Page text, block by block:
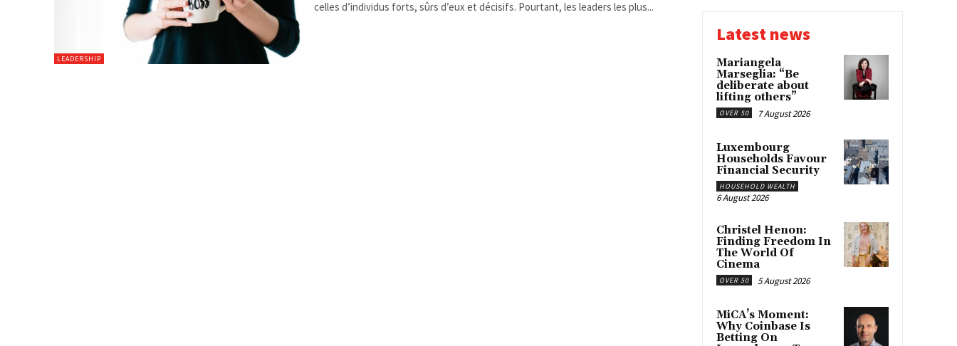
LEADERSHIP
celles d’individus forts, sûrs d’eux et décisifs. Pourtant, les leaders les plus...
Latest news
Mariangela
Marseglia: “Be
deliberate about
lifting others”
OVER 50 7 August 2026
Luxembourg
Households Favour
Financial Security
HOUSEHOLD WEALTH
6 August 2026
Christel Henon:
Finding Freedom In
The World Of
Cinema
OVER 50 5 August 2026
MiCA’s Moment:
Why Coinbase Is
Betting On